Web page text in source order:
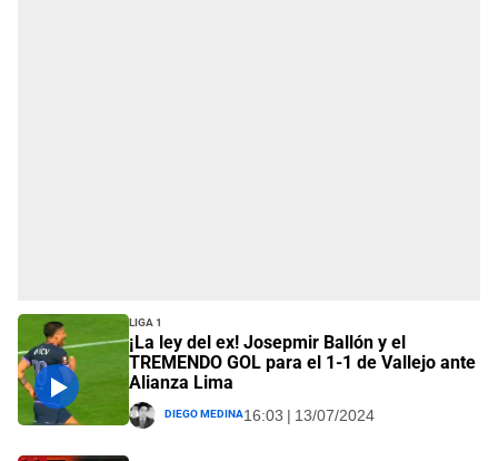
Liga 1
¡La ley del ex! Josepmir Ballón y el
TREMENDO GOL para el 1-1 de Vallejo ante
Alianza Lima
Diego Medina16:03 | 13/07/2024